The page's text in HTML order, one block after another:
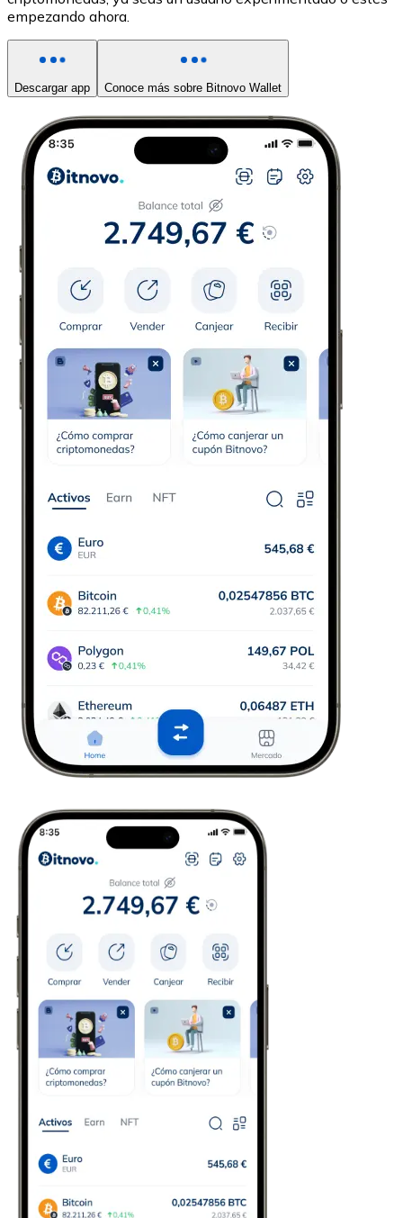
empezando ahora.
Descargar app Conoce más sobre Bitnovo Wallet